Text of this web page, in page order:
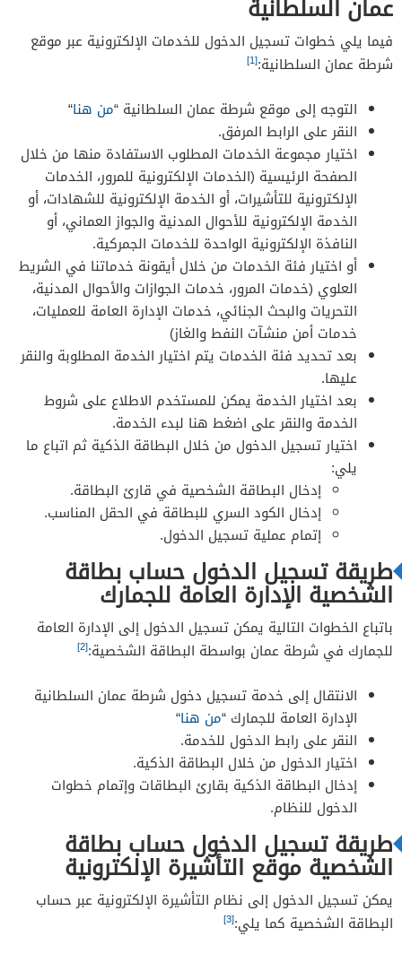
عمان السلطانية
فيما يلي خطوات تسجيل الدخول للخدمات الإلكترونية عبر موقع
شرطة عمان السلطانية:[1]
التوجه إلى موقع شرطة عمان السلطانية “من هنا“
النقر على الرابط المرفق.
اختيار مجموعة الخدمات المطلوب الاستفادة منها من خلال
الصفحة الرئيسية (الخدمات الإلكترونية للمرور، الخدمات
الإلكترونية للتأشيرات، أو الخدمة الإلكترونية للشهادات، أو
الخدمة الإلكترونية للأحوال المدنية والجواز العماني، أو
النافذة الإلكترونية الواحدة للخدمات الجمركية.
أو اختيار فئة الخدمات من خلال أيقونة خدماتنا في الشريط
العلوي (خدمات المرور، خدمات الجوازات والأحوال المدنية،
التحريات والبحث الجنائي، خدمات الإدارة العامة للعمليات،
خدمات أمن منشآت النفط والغاز)
بعد تحديد فئة الخدمات يتم اختيار الخدمة المطلوبة والنقر
عليها.
بعد اختيار الخدمة يمكن للمستخدم الاطلاع على شروط
الخدمة والنقر على اضغط هنا لبدء الخدمة.
اختيار تسجيل الدخول من خلال البطاقة الذكية ثم اتباع ما
يلي:
إدخال البطاقة الشخصية في قارئ البطاقة.
إدخال الكود السري للبطاقة في الحقل المناسب.
إتمام عملية تسجيل الدخول.
طريقة تسجيل الدخول حساب بطاقة
الشخصية الإدارة العامة للجمارك
باتباع الخطوات التالية يمكن تسجيل الدخول إلى الإدارة العامة
للجمارك في شرطة عمان بواسطة البطاقة الشخصية:[2]
الانتقال إلى خدمة تسجيل دخول شرطة عمان السلطانية
الإدارة العامة للجمارك “من هنا“
النقر على رابط الدخول للخدمة.
اختيار الدخول من خلال البطاقة الذكية.
إدخال البطاقة الذكية بقارئ البطاقات وإتمام خطوات
الدخول للنظام.
طريقة تسجيل الدخول حساب بطاقة
الشخصية موقع التأشيرة الإلكترونية
يمكن تسجيل الدخول إلى نظام التأشيرة الإلكترونية عبر حساب
البطاقة الشخصية كما يلي:[3]